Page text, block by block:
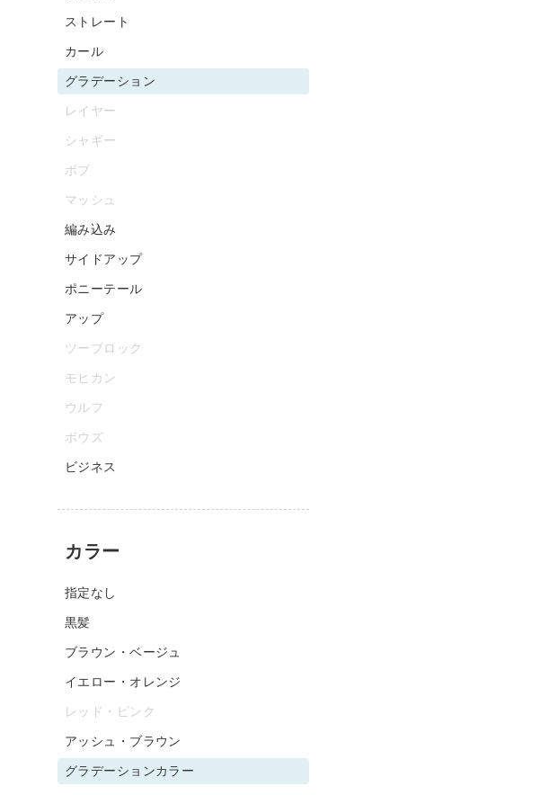
ストレート
カール
グラデーション
レイヤー
シャギー
ボブ
マッシュ
編み込み
サイドアップ
ポニーテール
アップ
ツーブロック
モヒカン
ウルフ
ボウズ
ビジネス
カラー
指定なし
黒髪
ブラウン・ベージュ
イエロー・オレンジ
レッド・ピンク
アッシュ・ブラウン
グラデーションカラー